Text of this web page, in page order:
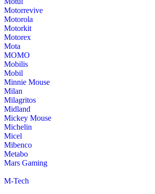
Motorrevive
Motorola
Motorkit
Motorex
Mota
MOMO
Mobilis
Mobil
Minnie Mouse
Milan
Milagritos
Midland
Mickey Mouse
Michelin
Micel
Mibenco
Metabo
Mars Gaming
M-Tech